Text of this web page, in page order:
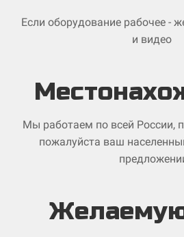
Если оборудование рабочее -
и видео
Мы работаем по всей России,
пожалуйста ваш